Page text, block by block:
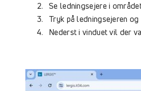
Se ledningsejere i
Tryk på ledningsejeren
Nederst i vinduet vil der